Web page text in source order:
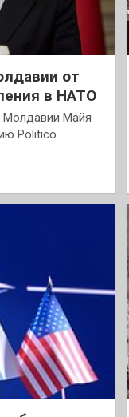
от
в НАТО
Молдавии Майя
Politico